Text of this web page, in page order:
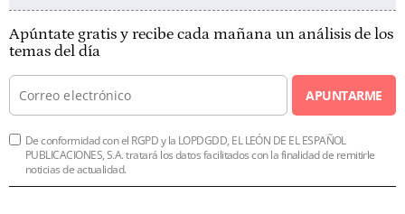
Apúntate gratis y recibe cada mañana un análisis de los
temas del día
APUNTARME
De conformidad con el RGPD y la LOPDGDD, EL LEÓN DE EL ESPAÑOL
PUBLICACIONES, S.A. tratará los datos facilitados con la finalidad de remitirle
noticias de actualidad.